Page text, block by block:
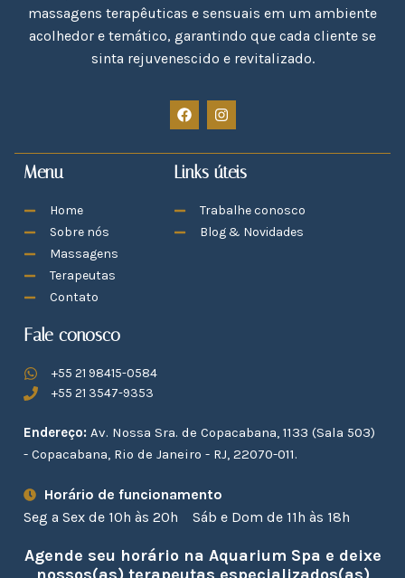
massagens terapêuticas e sensuais em um ambiente
acolhedor e temático, garantindo que cada cliente se
sinta rejuvenescido e revitalizado.
Menu
Home
Sobre nós
Massagens
Terapeutas
Contato
Links úteis
Trabalhe conosco
Blog & Novidades
Fale conosco
+55 21 98415-0584
+55 21 3547-9353
Endereço: Av. Nossa Sra. de Copacabana, 1133 (Sala 503)
- Copacabana, Rio de Janeiro - RJ, 22070-011.
Horário de funcionamento
Seg a Sex de 10h às 20h
Sáb e Dom de 11h às 18h
Agende seu horário na Aquarium Spa e deixe